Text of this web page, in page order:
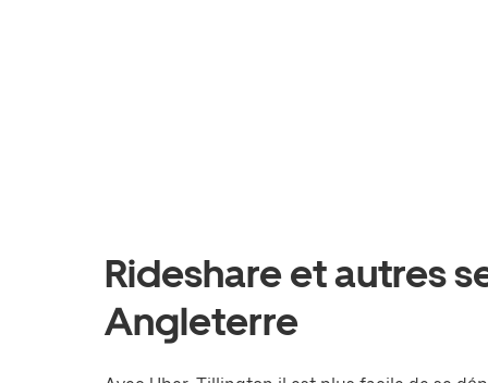
Rideshare et autres
Angleterre